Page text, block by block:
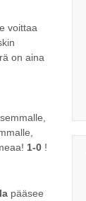
voittaa
on aina
1-0 !
pääsee